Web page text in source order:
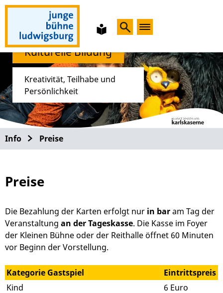
leichte
SpracheFoto: Valerie Groth
Kulturelle Bildung
Kreativität, Teilhabe und
Persönlichkeit
Info Preise
Preise
Die Bezahlung der Karten erfolgt nur in baram Tag der
Veranstaltung an der Tageskasse. Die Kasse im Foyer
der Kleinen Bühne oder der Reithalle öffnet 60 Minuten
vor Beginn der Vorstellung.
Kategorie Gastspiel
Eintrittspreis
Kind
6 Euro